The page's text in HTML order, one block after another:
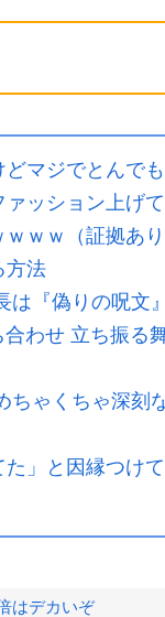
マジでとんで
ッション上げ
ｗｗ（証拠あり
方法
『偽りの呪文
わせ 立ち振る
ちゃくちゃ深刻
た」と因縁つ
はデカいぞ